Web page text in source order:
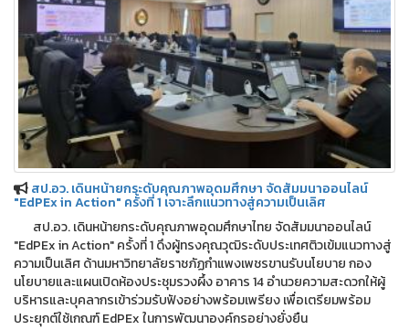
สป.อว. เดินหน้ายกระดับคุณภาพอุดมศึกษา จัดสัมมนาออนไลน์
"EdPEx in Action" ครั้งที่ 1 เจาะลึกแนวทางสู่ความเป็นเลิศ
สป.อว. เดินหน้ายกระดับคุณภาพอุดมศึกษาไทย จัดสัมมนาออนไลน์
"EdPEx in Action" ครั้งที่ 1 ดึงผู้ทรงคุณวุฒิระดับประเทศติวเข้มแนวทางสู่
ความเป็นเลิศ ด้านมหาวิทยาลัยราชภัฏกำแพงเพชรขานรับนโยบาย กอง
นโยบายและแผนเปิดห้องประชุมรวงผึ้ง อาคาร 14 อำนวยความสะดวกให้ผู้
บริหารและบุคลากรเข้าร่วมรับฟังอย่างพร้อมเพรียง เพื่อเตรียมพร้อม
ประยุกต์ใช้เกณฑ์ EdPEx ในการพัฒนาองค์กรอย่างยั่งยืน